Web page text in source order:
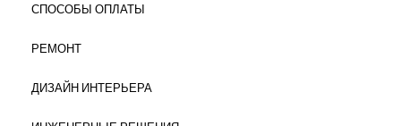
СПОСОБЫ ОПЛАТЫ
РЕМОНТ
ДИЗАЙН ИНТЕРЬЕРА